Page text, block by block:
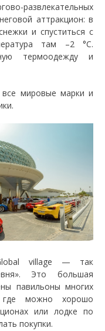
развлекательных
аттракцион: в
и спуститься с
там –2 °C.
термоодежду и
мировые марки и
village — так
Это большая
павильоны многих
можно хорошо
или лодке по
покупки.